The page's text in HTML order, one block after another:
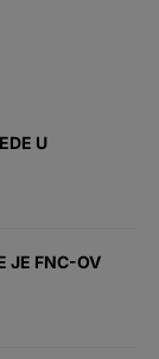
U
JE FNC-OV